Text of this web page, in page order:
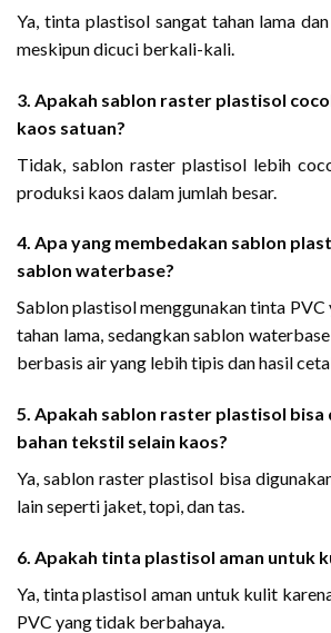
Ya, tinta plastisol sangat tahan lama
meskipun dicuci berkali-kali.
3. Apakah sablon raster plastisol
kaos satuan?
Tidak, sablon raster plastisol lebih
produksi kaos dalam jumlah besar.
4. Apa yang membedakan sablon
sablon waterbase?
Sablon plastisol menggunakan tinta
tahan lama, sedangkan sablon
berbasis air yang lebih tipis dan hasil
5. Apakah sablon raster plastisol bisa
bahan tekstil selain kaos?
Ya, sablon raster plastisol bisa
lain seperti jaket, topi, dan tas.
6. Apakah tinta plastisol aman untuk
Ya, tinta plastisol aman untuk kulit
PVC yang tidak berbahaya.